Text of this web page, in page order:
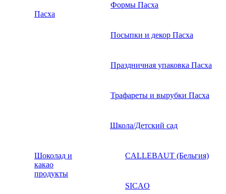
Пасха
Формы Пасха
Посыпки и декор Пасха
Праздничная упаковка Пасха
Трафареты и вырубки Пасха
Школа/Детский сад
Шоколад и
какао
продукты
CALLEBAUT (Бельгия)
SICAO